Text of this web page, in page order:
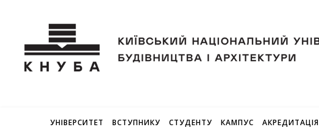
УНІВЕРСИТЕТ ВСТУПНИКУ СТУДЕНТУ КАМПУС АКРЕДИТАЦІЯ